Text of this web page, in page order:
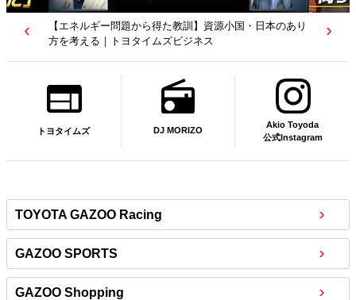
【若者たちへ】岡田武史さんが“特別授業”で語ったこと
｜サッカー日本代表元監督｜トヨタイムズニュース
トヨタイムズ DJ MORIZO
Akio Toyoda
公式Instagram
TOYOTA GAZOO Racing
GAZOO SPORTS
GAZOO Shopping